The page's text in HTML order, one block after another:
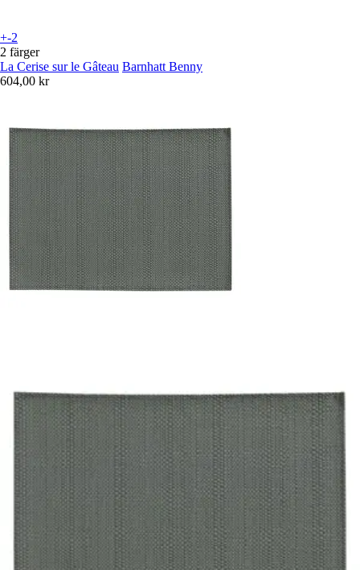
+-2
2 färger
La Cerise sur le Gâteau Barnhatt Benny
604,00 kr